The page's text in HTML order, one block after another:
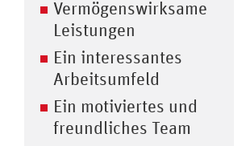
Vermögenswirksame
Leistungen
Ein interessantes
Arbeitsumfeld
Ein motiviertes und
freundliches Team